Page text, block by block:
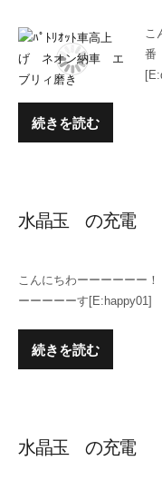
こ
番
続きを読む
水晶玉 の充電
こんにちわーーーーーー
ーーーーーす
続きを読む
水晶玉 の充電